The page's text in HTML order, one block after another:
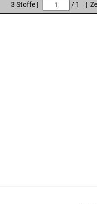
3 Stoffe | / 1 |